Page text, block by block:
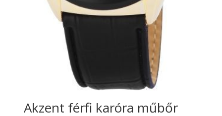
Akzent férfi karóra műbőr